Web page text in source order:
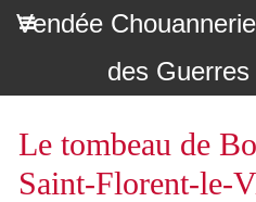
Vendée
des
Le tombeau de
Saint-Florent-le-